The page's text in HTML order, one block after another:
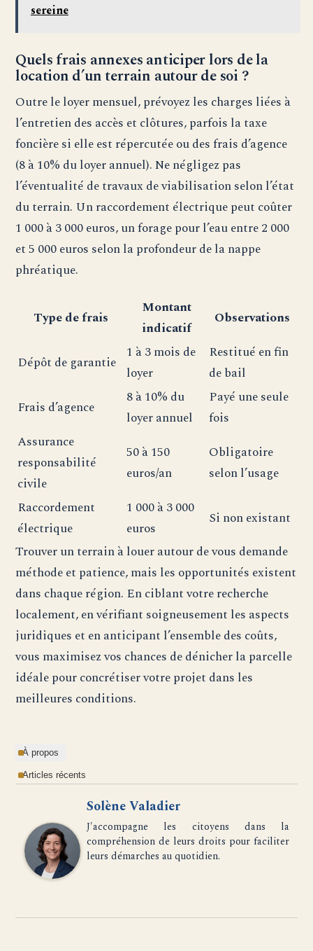
sereine
Quels frais annexes anticiper lors de la
location d’un terrain autour de soi ?
Outre le loyer mensuel, prévoyez les charges liées à
l’entretien des accès et clôtures, parfois la taxe
foncière si elle est répercutée ou des frais d’agence
(8 à 10% du loyer annuel). Ne négligez pas
l’éventualité de travaux de viabilisation selon l’état
du terrain. Un raccordement électrique peut coûter
1 000 à 3 000 euros, un forage pour l’eau entre 2 000
et 5 000 euros selon la profondeur de la nappe
phréatique.
Type de frais
Montant
indicatif
Observations
Dépôt de garantie
1 à 3 mois de
loyer
Restitué en fin
de bail
Frais d’agence
8 à 10% du
loyer annuel
Payé une seule
fois
Assurance
responsabilité
civile
50 à 150
euros/an
Obligatoire
selon l’usage
Raccordement
électrique
1 000 à 3 000
euros
Si non existant
Trouver un terrain à louer autour de vous demande
méthode et patience, mais les opportunités existent
dans chaque région. En ciblant votre recherche
localement, en vérifiant soigneusement les aspects
juridiques et en anticipant l’ensemble des coûts,
vous maximisez vos chances de dénicher la parcelle
idéale pour concrétiser votre projet dans les
meilleures conditions.
À propos
Articles récents
Solène Valadier
J'accompagne les citoyens dans la
compréhension de leurs droits pour faciliter
leurs démarches au quotidien.